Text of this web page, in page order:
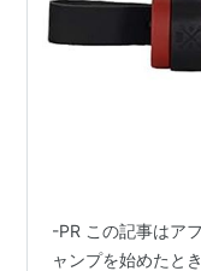
-PR この記事はア
ャンプを始めたと